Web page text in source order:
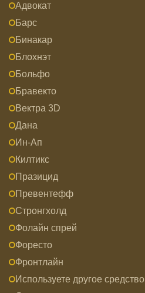
Адвокат
Барс
Бинакар
Блохнэт
Больфо
Бравекто
Вектра 3D
Дана
Ин-Ап
Килтикс
Празицид
Превентефф
Стронгхолд
Фолайн спрей
Форесто
Фронтлайн
Используете другое средство